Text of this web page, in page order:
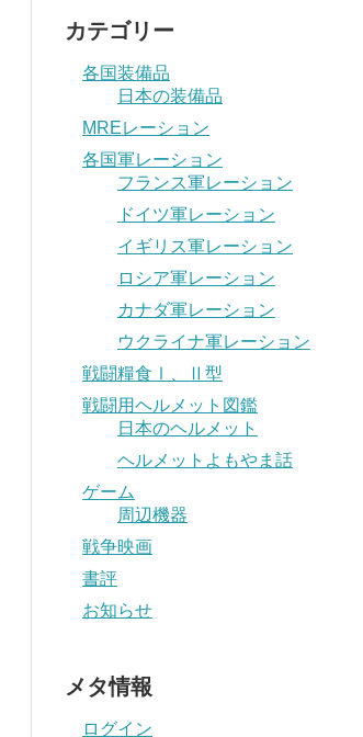
カテゴリー
各国装備品
日本の装備品
MREレーション
各国軍レーション
フランス軍レーション
ドイツ軍レーション
イギリス軍レーション
ロシア軍レーション
カナダ軍レーション
ウクライナ軍レーション
戦闘糧食Ⅰ、Ⅱ型
戦闘用ヘルメット図鑑
日本のヘルメット
ヘルメットよもやま話
ゲーム
周辺機器
戦争映画
書評
お知らせ
メタ情報
ログイン